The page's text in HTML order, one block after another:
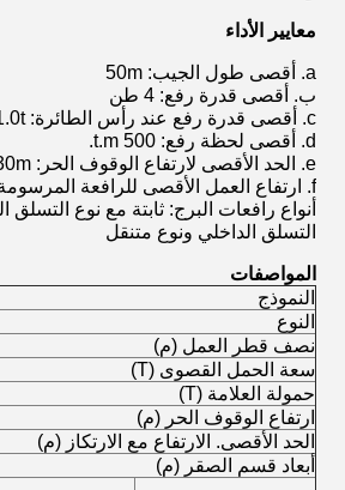
معايير الأداء
a. أقصى طول الجيب: 50m
ب. أقصى قدرة رفع: 4 طن
c. أقصى قدرة رفع عند رأس الطائرة: 1.0t
d. أقصى لحظة رفع: 500 t.m.
e. الحد الأقصى لارتفاع الوقوف الحر: 30m
f. ارتفاع العمل الأقصى للرافعة المرسومة: 120m
أنواع رافعات البرج: ثابتة مع نوع التسلق
التسلق الداخلي ونوع متنقل
المواصفات
النموذج
النوع
نصف قطر العمل (م)
سعة الحمل القصوى (T)
حمولة العلامة (T)
ارتفاع الوقوف الحر (م)
الحد الأقصى. الارتفاع مع الارتكاز (م)
أبعاد قسم الصقر (م)